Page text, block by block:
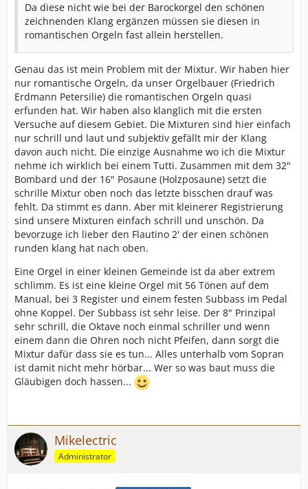
Da diese nicht wie bei der Barockorgel den schönen
zeichnenden Klang ergänzen müssen sie diesen in
romantischen Orgeln fast allein herstellen.
Genau das ist mein Problem mit der Mixtur. Wir haben hier
nur romantische Orgeln, da unser Orgelbauer (Friedrich
Erdmann Petersilie) die romantischen Orgeln quasi
erfunden hat. Wir haben also klanglich mit die ersten
Versuche auf diesem Gebiet. Die Mixturen sind hier einfach
nur schrill und laut und subjektiv gefällt mir der Klang
davon auch nicht. Die einzige Ausnahme wo ich die Mixtur
nehme ich wirklich bei einem Tutti. Zusammen mit dem 32"
Bombard und der 16" Posaune (Holzposaune) setzt die
schrille Mixtur oben noch das letzte bisschen drauf was
fehlt. Da stimmt es dann. Aber mit kleinerer Registrierung
sind unsere Mixturen einfach schrill und unschön. Da
bevorzuge ich lieber den Flautino 2' der einen schönen
runden klang hat nach oben.
Eine Orgel in einer kleinen Gemeinde ist da aber extrem
schlimm. Es ist eine kleine Orgel mit 56 Tönen auf dem
Manual, bei 3 Register und einem festen Subbass im Pedal
ohne Koppel. Der Subbass ist sehr leise. Der 8" Prinzipal
sehr schrill, die Oktave noch einmal schriller und wenn
einem dann die Ohren noch nicht Pfeifen, dann sorgt die
Mixtur dafür dass sie es tun... Alles unterhalb vom Sopran
ist damit nicht mehr hörbar... Wer so was baut muss die
Gläubigen doch hassen...
Mikelectric
Administrator